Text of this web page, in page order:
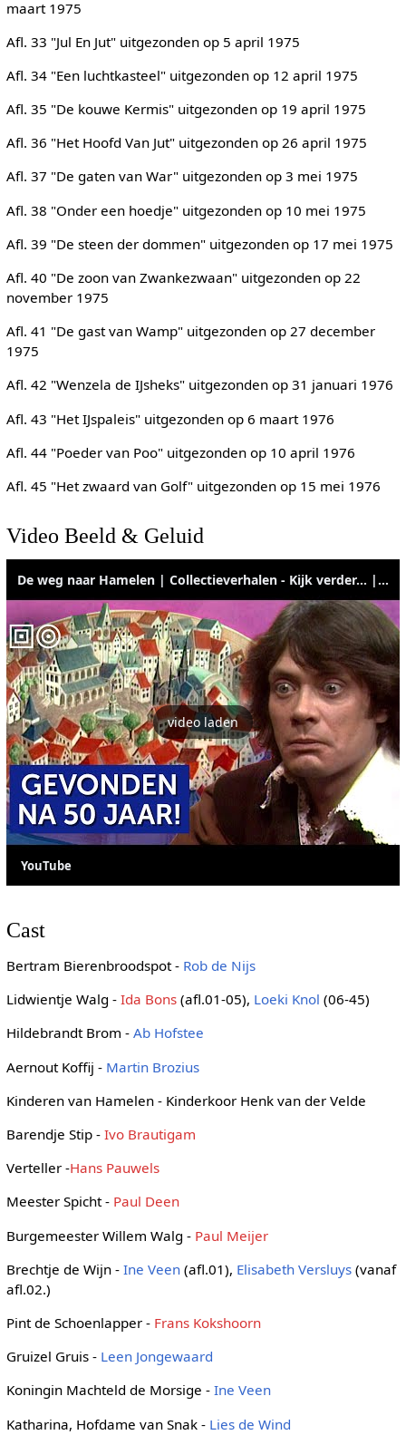
maart 1975
Afl. 33 "Jul En Jut" uitgezonden op 5 april 1975
Afl. 34 "Een luchtkasteel" uitgezonden op 12 april 1975
Afl. 35 "De kouwe Kermis" uitgezonden op 19 april 1975
Afl. 36 "Het Hoofd Van Jut" uitgezonden op 26 april 1975
Afl. 37 "De gaten van War" uitgezonden op 3 mei 1975
Afl. 38 "Onder een hoedje" uitgezonden op 10 mei 1975
Afl. 39 "De steen der dommen" uitgezonden op 17 mei 1975
Afl. 40 "De zoon van Zwankezwaan" uitgezonden op 22
november 1975
Afl. 41 "De gast van Wamp" uitgezonden op 27 december
1975
Afl. 42 "Wenzela de IJsheks" uitgezonden op 31 januari 1976
Afl. 43 "Het IJspaleis" uitgezonden op 6 maart 1976
Afl. 44 "Poeder van Poo" uitgezonden op 10 april 1976
Afl. 45 "Het zwaard van Golf" uitgezonden op 15 mei 1976
Video Beeld & Geluid
De weg naar Hamelen | Collectieverhalen - Kijk verder… | Beeld & Geluid
video laden
YouTube
Cast
Bertram Bierenbroodspot - Rob de Nijs
Lidwientje Walg - Ida Bons(afl.01-05), Loeki Knol (06-45)
Hildebrandt Brom - Ab Hofstee
Aernout Koffij - Martin Brozius
Kinderen van Hamelen - Kinderkoor Henk van der Velde
Barendje Stip - Ivo Brautigam
Verteller -Hans Pauwels
Meester Spicht - Paul Deen
Burgemeester Willem Walg - Paul Meijer
Brechtje de Wijn - Ine Veen(afl.01), Elisabeth Versluys(vanaf
afl.02.)
Pint de Schoenlapper - Frans Kokshoorn
Gruizel Gruis - Leen Jongewaard
Koningin Machteld de Morsige - Ine Veen
Katharina, Hofdame van Snak - Lies de Wind